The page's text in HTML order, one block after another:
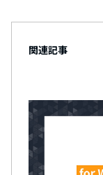
関連記事